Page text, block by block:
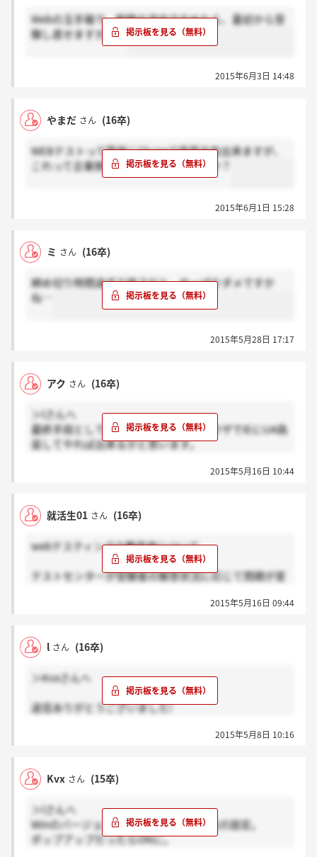
Webの玉手箱で、例題の途中でやめたら、最初から受
験し直せますかね？
2015年6月3日 14:48
やまだ さん (16卒)
WEBテストって簡単にSkypeで画面共有出来ますが、
これって企業側にバレるもんなんですか？
2015年6月1日 15:28
ミ さん (16卒)
締め切り時間過ぎて終了だと、やっぱりダメですか
ね…
2015年5月28日 17:17
アク さん (16卒)
＞lさんへ
最終手段としてfirefoxなどほかのブラウザでIEにUA偽
装してやれば出来るかと思います。
2015年5月16日 10:44
就活生01 さん (16卒)
webテスティングの難易度について
テストセンターが受験者の解答状況に応じて問題が変
しい問題)というのは存じ上げているのですが、
問題の難易度が変化するのでしょうか。
ご存知のかたがいらっしゃれば教えていただきたいで
2015年5月16日 09:44
l さん (16卒)
＞Kvxさんへ
返信ありがとうございました!
ご指摘のものを色々と試しましたが、やはり出来なそ
こういう運命だったということで今回は諦めます。次
同じ状況になった時は、早めに友人にパソコンを貸し
2015年5月8日 10:16
Kvx さん (15卒)
＞lさんへ
Winのバージョンが問題だったら互換性の設定。
ポップアップだったらONに。